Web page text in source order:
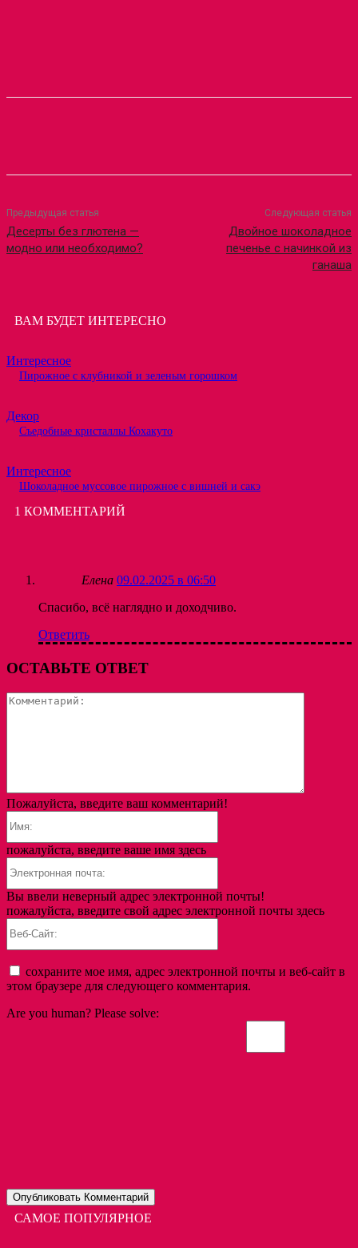
Предыдущая статья
Десерты без глютена —
модно или необходимо?
Следующая статья
Двойное шоколадное
печенье с начинкой из
ганаша
ВАМ БУДЕТ ИНТЕРЕСНО
Интересное
Пирожное с клубникой и зеленым горошком
Декор
Съедобные кристаллы Кохакуто
Интересное
Шоколадное муссовое пирожное с вишней и сакэ
1 КОММЕНТАРИЙ
Елена 09.02.2025 в 06:50
Спасибо, всё наглядно и доходчиво.
Ответить
ОСТАВЬТЕ ОТВЕТ
Пожалуйста, введите ваш комментарий!
пожалуйста, введите ваше имя здесь
Вы ввели неверный адрес электронной почты!
пожалуйста, введите свой адрес электронной почты здесь
сохраните мое имя, адрес электронной почты и веб-сайт в
этом браузере для следующего комментария.
Are you human? Please solve:
САМОЕ ПОПУЛЯРНОЕ